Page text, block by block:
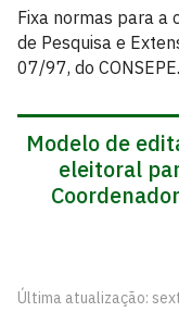
Fixa normas para a
de Pesquisa e
07/97, do CONSEPE.
Modelo de
eleitoral
Última atualização: